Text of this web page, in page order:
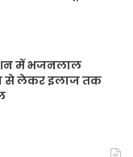
में भजनलाल
से लेकर इलाज तक